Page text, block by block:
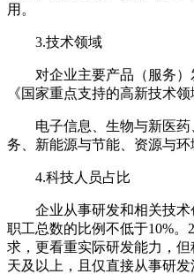
用。
3.技术领域
对企业主要产品（服务）
《国家重点支持的高新技术
电子信息、生物与新医药
务、新能源与节能、资源与环
4.科技人员占比
企业从事研发和相关技术
职工总数的比例不低于10%
求，更看重实际研发能力，
天及以上，且仅直接从事研